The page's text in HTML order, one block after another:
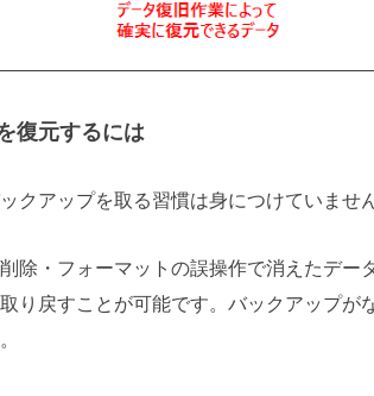
復元するには
クアップを取る習慣は身につけていませ
除・フォーマットの誤操作で消えたデー
り戻すことが可能です。バックアップ